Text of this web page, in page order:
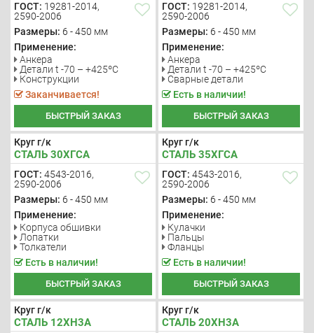
ГОСТ: 19281-2014,
2590-2006
Размеры: 6 - 450 мм
Применение:
Анкера
Детали t -70 – +425ºС
Конструкции
Заканчивается!
БЫСТРЫЙ ЗАКАЗ
ГОСТ: 19281-2014,
2590-2006
Размеры: 6 - 450 мм
Применение:
Анкера
Детали t -70 – +425ºС
Сварные детали
Есть в наличии!
БЫСТРЫЙ ЗАКАЗ
Круг г/к
СТАЛЬ 30ХГСА
ГОСТ: 4543-2016,
2590-2006
Размеры: 6 - 450 мм
Применение:
Корпуса обшивки
Лопатки
Толкатели
Есть в наличии!
БЫСТРЫЙ ЗАКАЗ
Круг г/к
СТАЛЬ 35ХГСА
ГОСТ: 4543-2016,
2590-2006
Размеры: 6 - 450 мм
Применение:
Кулачки
Пальцы
Фланцы
Есть в наличии!
БЫСТРЫЙ ЗАКАЗ
Круг г/к
СТАЛЬ 12ХН3А
Круг г/к
СТАЛЬ 20ХН3А